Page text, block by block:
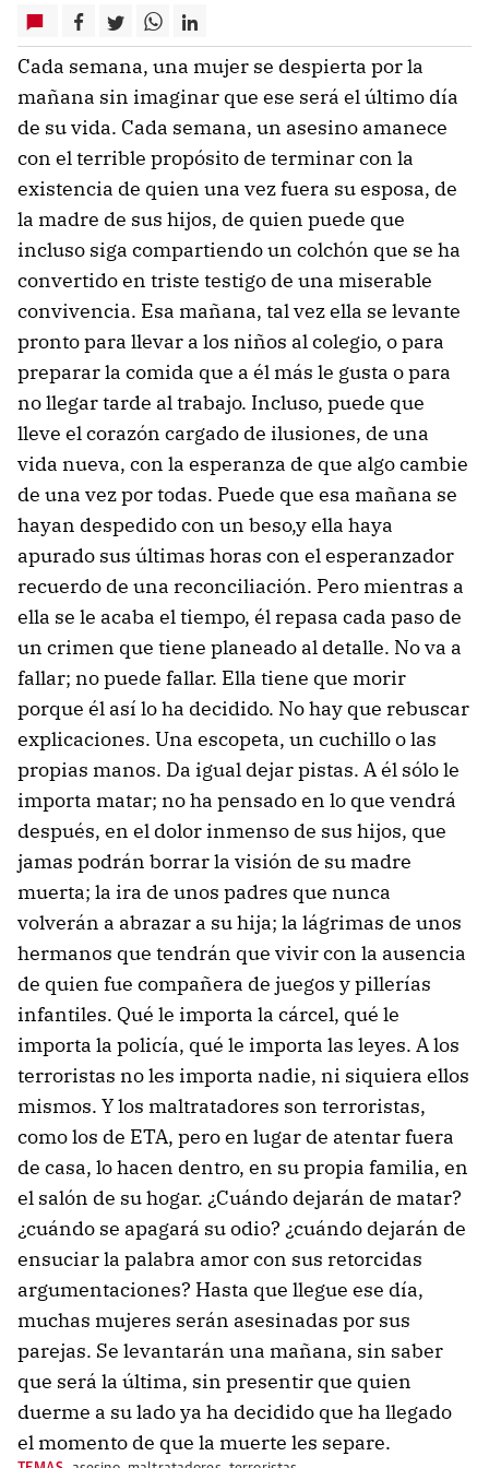
Cada semana, una mujer se despierta por la
mañana sin imaginar que ese será el último día
de su vida. Cada semana, un asesino amanece
con el terrible propósito de terminar con la
existencia de quien una vez fuera su esposa, de
la madre de sus hijos, de quien puede que
incluso siga compartiendo un colchón que se ha
convertido en triste testigo de una miserable
convivencia. Esa mañana, tal vez ella se levante
pronto para llevar a los niños al colegio, o para
preparar la comida que a él más le gusta o para
no llegar tarde al trabajo. Incluso, puede que
lleve el corazón cargado de ilusiones, de una
vida nueva, con la esperanza de que algo cambie
de una vez por todas. Puede que esa mañana se
hayan despedido con un beso,y ella haya
apurado sus últimas horas con el esperanzador
recuerdo de una reconciliación. Pero mientras a
ella se le acaba el tiempo, él repasa cada paso de
un crimen que tiene planeado al detalle. No va a
fallar; no puede fallar. Ella tiene que morir
porque él así lo ha decidido. No hay que rebuscar
explicaciones. Una escopeta, un cuchillo o las
propias manos. Da igual dejar pistas. A él sólo le
importa matar; no ha pensado en lo que vendrá
después, en el dolor inmenso de sus hijos, que
jamas podrán borrar la visión de su madre
muerta; la ira de unos padres que nunca
volverán a abrazar a su hija; la lágrimas de unos
hermanos que tendrán que vivir con la ausencia
de quien fue compañera de juegos y pillerías
infantiles. Qué le importa la cárcel, qué le
importa la policía, qué le importa las leyes. A los
terroristas no les importa nadie, ni siquiera ellos
mismos. Y los maltratadores son terroristas,
como los de ETA, pero en lugar de atentar fuera
de casa, lo hacen dentro, en su propia familia, en
el salón de su hogar. ¿Cuándo dejarán de matar?
¿cuándo se apagará su odio? ¿cuándo dejarán de
ensuciar la palabra amor con sus retorcidas
argumentaciones? Hasta que llegue ese día,
muchas mujeres serán asesinadas por sus
parejas. Se levantarán una mañana, sin saber
que será la última, sin presentir que quien
duerme a su lado ya ha decidido que ha llegado
el momento de que la muerte les separe.